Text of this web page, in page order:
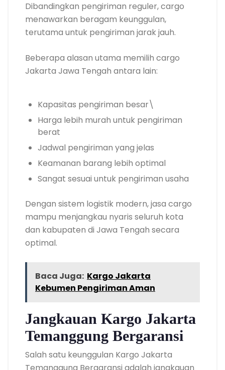
Dibandingkan pengiriman reguler, cargo
menawarkan beragam keunggulan,
terutama untuk pengiriman jarak jauh.
Beberapa alasan utama memilih cargo
Jakarta Jawa Tengah antara lain:
Kapasitas pengiriman besar\
Harga lebih murah untuk pengiriman
berat
Jadwal pengiriman yang jelas
Keamanan barang lebih optimal
Sangat sesuai untuk pengiriman usaha
Dengan sistem logistik modern, jasa cargo
mampu menjangkau nyaris seluruh kota
dan kabupaten di Jawa Tengah secara
optimal.
Baca Juga: Kargo Jakarta
Kebumen Pengiriman Aman
Jangkauan Kargo Jakarta
Temanggung Bergaransi
Salah satu keunggulan Kargo Jakarta